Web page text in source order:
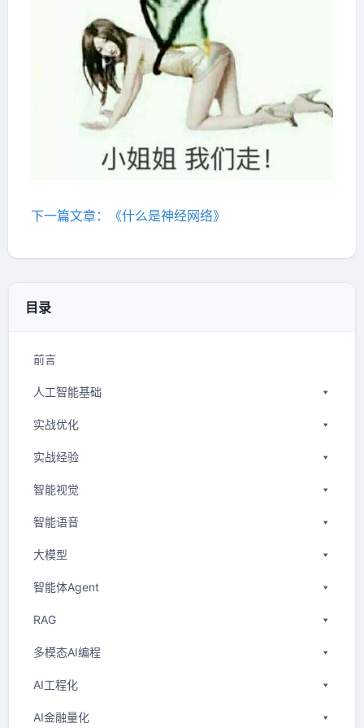
下一篇文章：《什么是神经网络》
目录
前言
人工智能基础
实战优化
实战经验
智能视觉
智能语音
大模型
智能体Agent
RAG
多模态AI编程
AI工程化
AI金融量化